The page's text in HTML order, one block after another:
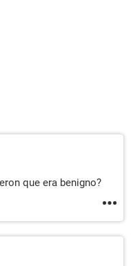
que era benigno?